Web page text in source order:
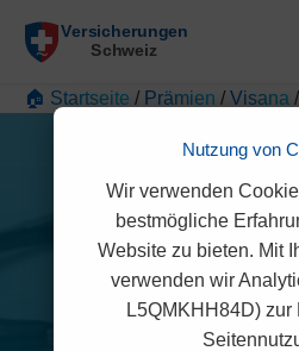
🏠 Startseite / Prämien / Visana /
Nutzung von
Wir verwenden
bestmögliche
Website zu bieten. Mit
verwenden wir
L5QMKHH84D) zur